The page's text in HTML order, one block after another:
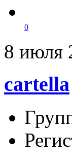
0
8 июля
cartella